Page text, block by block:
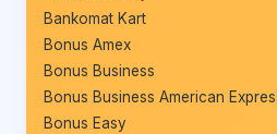
Bankomat Kart
Bonus Amex
Bonus Business
Bonus Business American
Bonus Easy